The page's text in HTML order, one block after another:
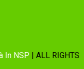
In NSP | ALL RIGHTS